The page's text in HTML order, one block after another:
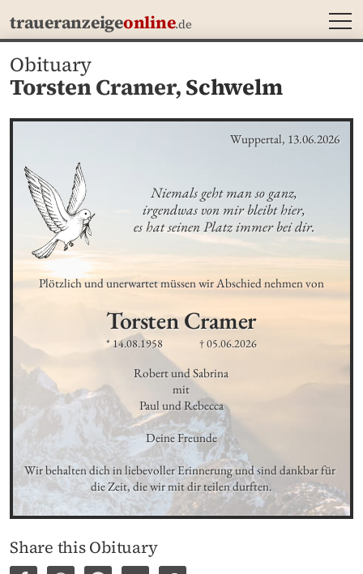
traueranzeigeonline.de
Obituary
Torsten Cramer,Schwelm
Wuppertal, 13.06.2026
Niemals geht man so ganz,
irgendwas von mir bleibt hier,
es hat seinen Platz immer bei dir.
Plötzlich und unerwartet müssen wir Abschied nehmen von
Torsten Cramer
* 14.08.1958 † 05.06.2026
Robert und Sabrina
mit
Paul und Rebecca
Deine Freunde
Wir behalten dich in liebevoller Erinnerung und sind dankbar für
die Zeit, die wir mit dir teilen durften.
Share this Obituary